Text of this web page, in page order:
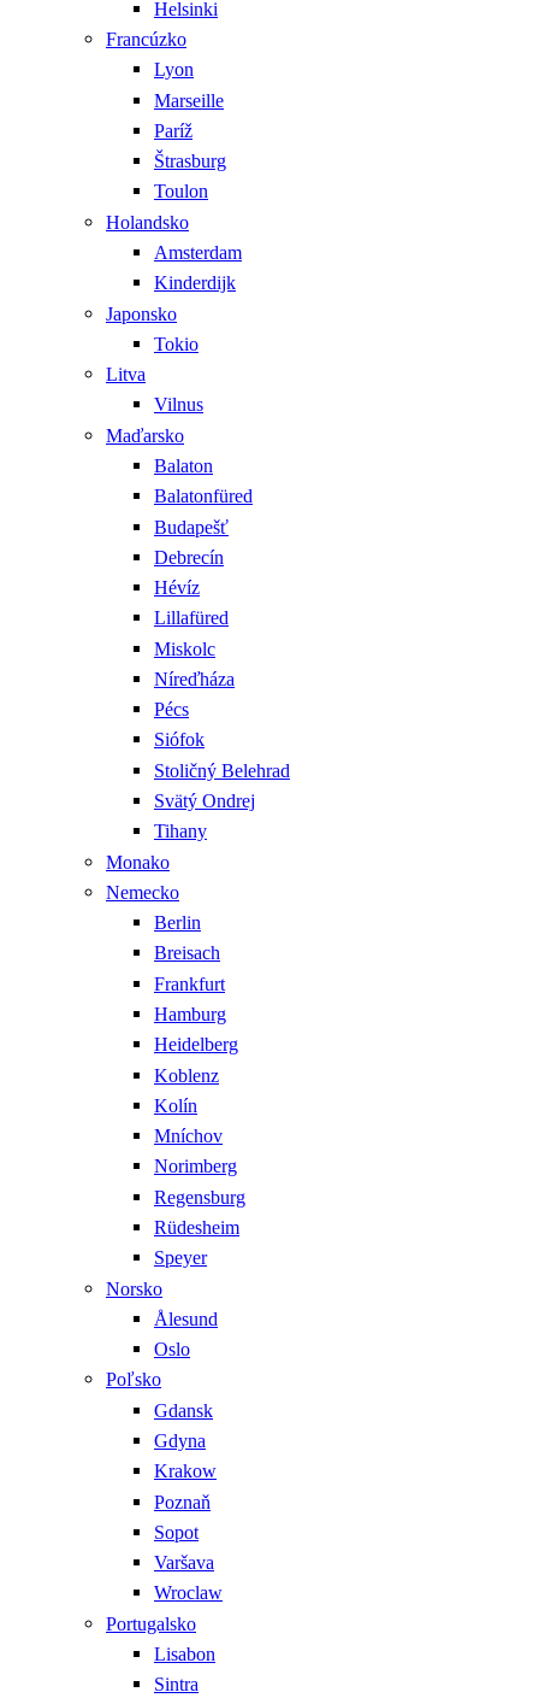
Helsinki
Francúzko
Lyon
Marseille
Paríž
Štrasburg
Toulon
Holandsko
Amsterdam
Kinderdijk
Japonsko
Tokio
Litva
Vilnus
Maďarsko
Balaton
Balatonfüred
Budapešť
Debrecín
Hévíz
Lillafüred
Miskolc
Níreďháza
Pécs
Siófok
Stoličný Belehrad
Svätý Ondrej
Tihany
Monako
Nemecko
Berlin
Breisach
Frankfurt
Hamburg
Heidelberg
Koblenz
Kolín
Mníchov
Norimberg
Regensburg
Rüdesheim
Speyer
Norsko
Ålesund
Oslo
Poľsko
Gdansk
Gdyna
Krakow
Poznaň
Sopot
Varšava
Wroclaw
Portugalsko
Lisabon
Sintra